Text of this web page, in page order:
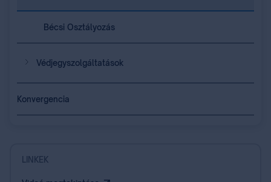
Bécsi Osztályozás
Védjegyszolgáltatások
Konvergencia
LINKEK